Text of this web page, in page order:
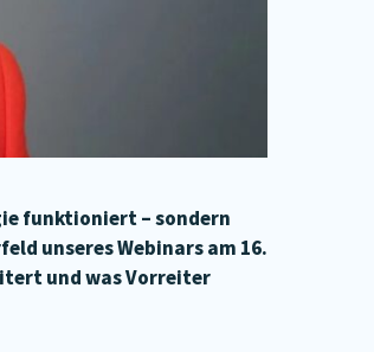
funktioniert – sondern
unseres Webinars am 16.
und was Vorreiter